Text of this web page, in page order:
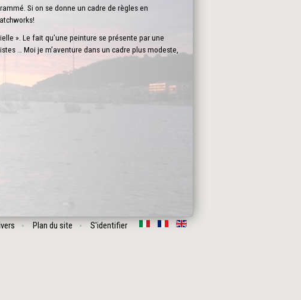
Si on se donne un cadre de règles en
». Le fait qu’une peinture se présente par une
… Moi je m’aventure dans un cadre plus modeste,
Plan du site S'identifier